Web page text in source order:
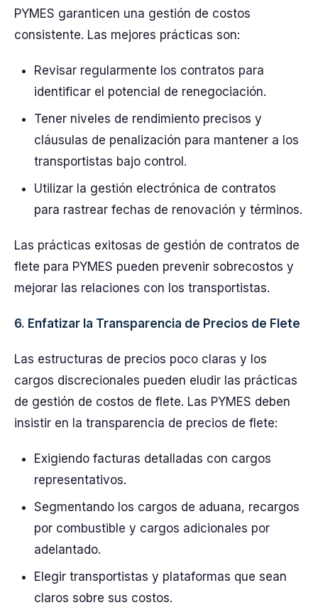
PYMES garanticen una gestión de costos
consistente. Las mejores prácticas son:
Revisar regularmente los contratos para
identificar el potencial de renegociación.
Tener niveles de rendimiento precisos y
cláusulas de penalización para mantener a los
transportistas bajo control.
Utilizar la gestión electrónica de contratos
para rastrear fechas de renovación y términos.
Las prácticas exitosas de gestión de contratos de
flete para PYMES pueden prevenir sobrecostos y
mejorar las relaciones con los transportistas.
6. Enfatizar la Transparencia de Precios de Flete
Las estructuras de precios poco claras y los
cargos discrecionales pueden eludir las prácticas
de gestión de costos de flete. Las PYMES deben
insistir en la transparencia de precios de flete:
Exigiendo facturas detalladas con cargos
representativos.
Segmentando los cargos de aduana, recargos
por combustible y cargos adicionales por
adelantado.
Elegir transportistas y plataformas que sean
claros sobre sus costos.